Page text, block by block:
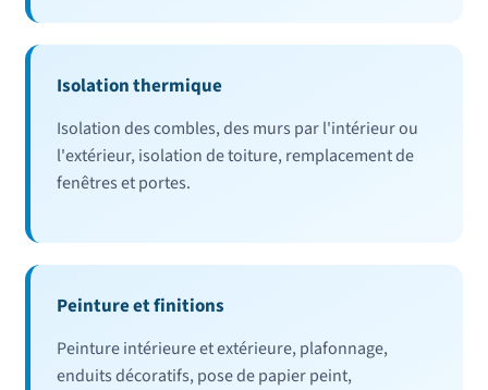
Isolation thermique
Isolation des combles, des murs par l'intérieur ou
l'extérieur, isolation de toiture, remplacement de
fenêtres et portes.
Peinture et finitions
Peinture intérieure et extérieure, plafonnage,
enduits décoratifs, pose de papier peint,